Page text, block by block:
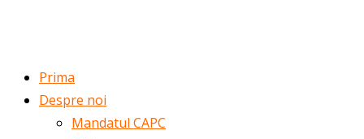
Prima
Despre noi
Mandatul CAPC